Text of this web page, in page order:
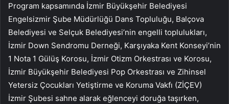
Program kapsamında İzmir Büyükşehir Belediyesi
Engelsizmir Şube Müdürlüğü Dans Topluluğu, Balçova
Belediyesi ve Selçuk Belediyesi’nin engelli toplulukları,
İzmir Down Sendromu Derneği, Karşıyaka Kent Konseyi’nin
1 Nota 1 Gülüş Korosu, İzmir Otizm Orkestrası ve Korosu,
İzmir Büyükşehir Belediyesi Pop Orkestrası ve Zihinsel
Yetersiz Çocukları Yetiştirme ve Koruma Vakfı (ZİÇEV)
İzmir Şubesi sahne alarak eğlenceyi doruğa taşırken,